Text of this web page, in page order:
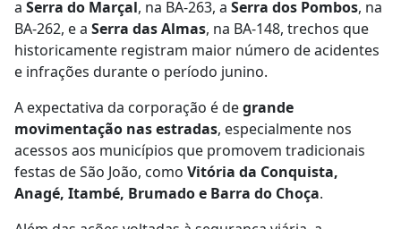
a Serra do Marçal, na BA-263, a Serra dos Pombos, na
BA-262, e a Serra das Almas, na BA-148, trechos que
historicamente registram maior número de acidentes
e infrações durante o período junino.
A expectativa da corporação é degrande
movimentação nas estradas, especialmente nos
acessos aos municípios que promovem tradicionais
festas de São João, como Vitória da Conquista,
Anagé, Itambé, Brumado e Barra do Choça.